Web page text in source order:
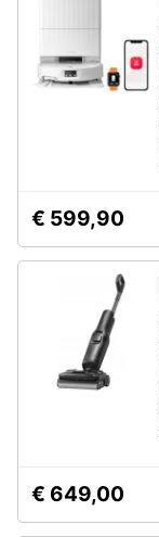
€ 599,90
€ 649,00